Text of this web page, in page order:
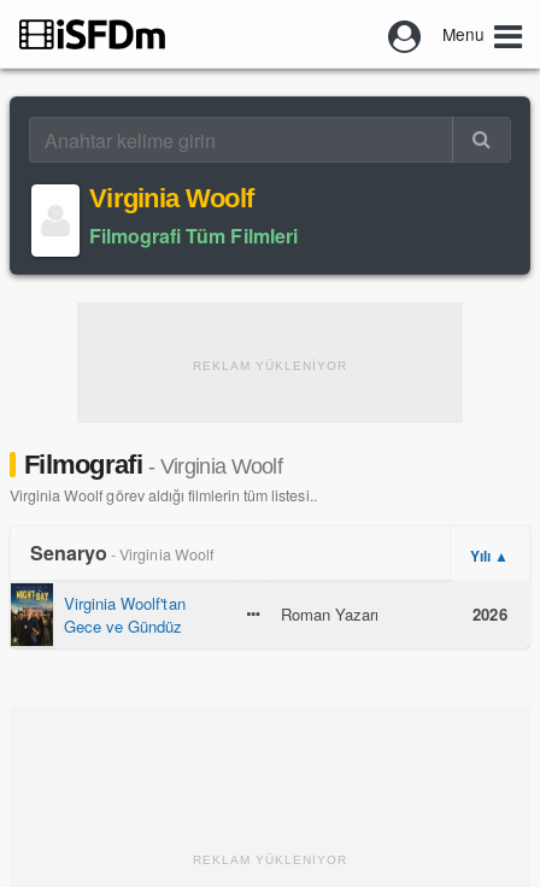
Menu
Virginia Woolf
Filmografi Tüm Filmleri
REKLAM YÜKLENİYOR
Filmografi- Virginia Woolf
Virginia Woolf görev aldığı filmlerin tüm listesi..
Senaryo - Virginia Woolf Yılı ▲
Virginia Woolf'tan
Gece ve Gündüz
Roman Yazarı 2026
REKLAM YÜKLENİYOR